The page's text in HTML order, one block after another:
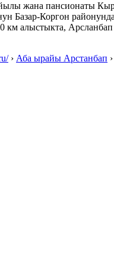
жана пансионаты
Базар-Коргон
км алыстыкта,
› Аба ырайы Арстанбап ›